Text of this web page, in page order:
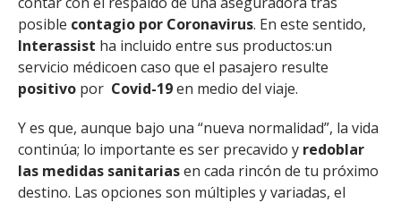
posible contagio por Coronavirus. En este sentido,
Interassist ha incluido entre sus productos:un
servicio médicoen caso que el pasajero resulte
positivo por Covid-19en medio del viaje.
Y es que, aunque bajo una “nueva normalidad”, la vida
continúa; lo importante es ser precavido y redoblar
las medidas sanitariasen cada rincón de tu próximo
destino. Las opciones son múltiples y variadas, el